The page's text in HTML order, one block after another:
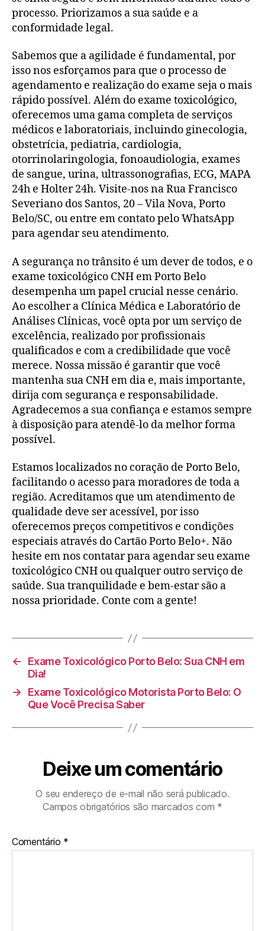
processo. Priorizamos a sua saúde e a
conformidade legal.
Sabemos que a agilidade é fundamental, por
isso nos esforçamos para que o processo de
agendamento e realização do exame seja o mais
rápido possível. Além do exame toxicológico,
oferecemos uma gama completa de serviços
médicos e laboratoriais, incluindo ginecologia,
obstetrícia, pediatria, cardiologia,
otorrinolaringologia, fonoaudiologia, exames
de sangue, urina, ultrassonografias, ECG, MAPA
24h e Holter 24h. Visite-nos na Rua Francisco
Severiano dos Santos, 20 – Vila Nova, Porto
Belo/SC, ou entre em contato pelo WhatsApp
para agendar seu atendimento.
A segurança no trânsito é um dever de todos, e o
exame toxicológico CNH em Porto Belo
desempenha um papel crucial nesse cenário.
Ao escolher a Clínica Médica e Laboratório de
Análises Clínicas, você opta por um serviço de
excelência, realizado por profissionais
qualificados e com a credibilidade que você
merece. Nossa missão é garantir que você
mantenha sua CNH em dia e, mais importante,
dirija com segurança e responsabilidade.
Agradecemos a sua confiança e estamos sempre
à disposição para atendê-lo da melhor forma
possível.
Estamos localizados no coração de Porto Belo,
facilitando o acesso para moradores de toda a
região. Acreditamos que um atendimento de
qualidade deve ser acessível, por isso
oferecemos preços competitivos e condições
especiais através do Cartão Porto Belo+. Não
hesite em nos contatar para agendar seu exame
toxicológico CNH ou qualquer outro serviço de
saúde. Sua tranquilidade e bem-estar são a
nossa prioridade. Conte com a gente!
←
Exame Toxicológico Porto Belo: Sua CNH em
Dia!
→
Exame Toxicológico Motorista Porto Belo: O
Que Você Precisa Saber
Deixe um comentário
O seu endereço de e-mail não será publicado.
Campos obrigatórios são marcados com *
Comentário *